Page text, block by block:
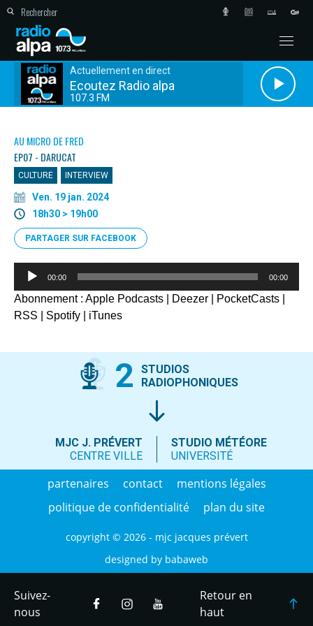
Actuellement en direct
Ecoutez Radio alpa
107.3 FM
AU MICRO DE FRED
EP07 - DARUCAT
CULTURE INTERVIEW
Ven. 19 jan. 2024
18h30 > 19h00
PARTAGER SUR FACEBOOK
Lecteur
00:00 00:00
Abonnement : Apple Podcasts Deezer PocketCasts
RSS
Spotify iTunes
2
STUDIOS
RADIOPHONIQUES
MJC J. PRÉVERT
CENTRE VILLE
STUDIO MÉTÉORE
UNIVERSITÉ
partenaires contact
mentions légales
politique de confidentialité
plan du site
copyright © 2026 - mjc jacques prévert
designed by babaweb
Suivez-
nous
Retour en
haut